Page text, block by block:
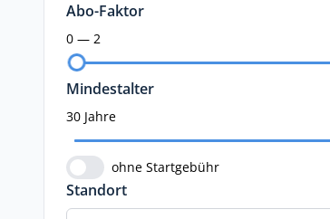
Abo-Faktor
0 — 2
Mindestalter
30 Jahre
ohne Startgebühr
Standort